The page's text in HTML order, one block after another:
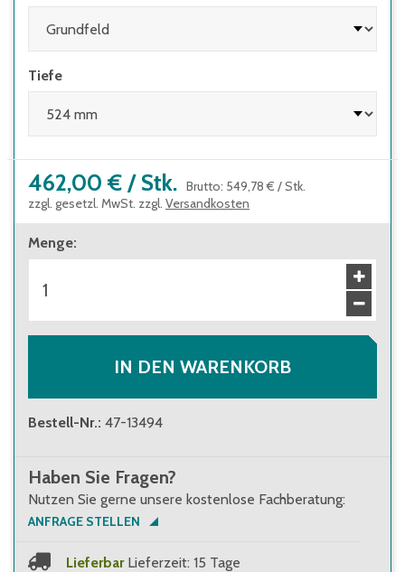
Tiefe
462,00 € / Stk. Brutto: 549,78 € /Stk.
zzgl. gesetzl. MwSt. zzgl. Versandkosten
Menge:
IN DEN WARENKORB
Bestell-Nr.: 47-13494
Haben Sie Fragen?
Nutzen Sie gerne unsere kostenlose Fachberatung:
ANFRAGE STELLEN
Lieferbar Lieferzeit: 15 Tage